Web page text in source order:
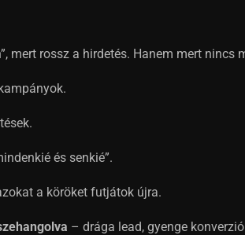
mert rossz a hirdetés. Hanem mert nincs
és senkié”.
a köröket futjátok újra.
– drága lead, gyenge